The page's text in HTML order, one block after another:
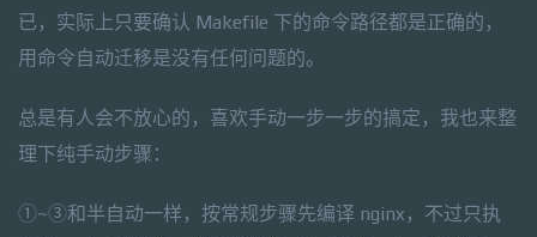
已，实际上只要确认 Makefile 下的命令路径都是正确的，
用命令自动迁移是没有任何问题的。
总是有人会不放心的，喜欢手动一步一步的搞定，我也来整
理下纯手动步骤：
①~③和半自动一样，按常规步骤先编译 nginx，不过只执